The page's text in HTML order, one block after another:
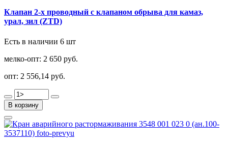
Клапан 2-х проводный с клапаном обрыва для камаз,
урал, зил (ZTD)
Есть в наличии 6 шт
мелко-опт: 2 650 руб.
опт: 2 556,14 руб.
В корзину